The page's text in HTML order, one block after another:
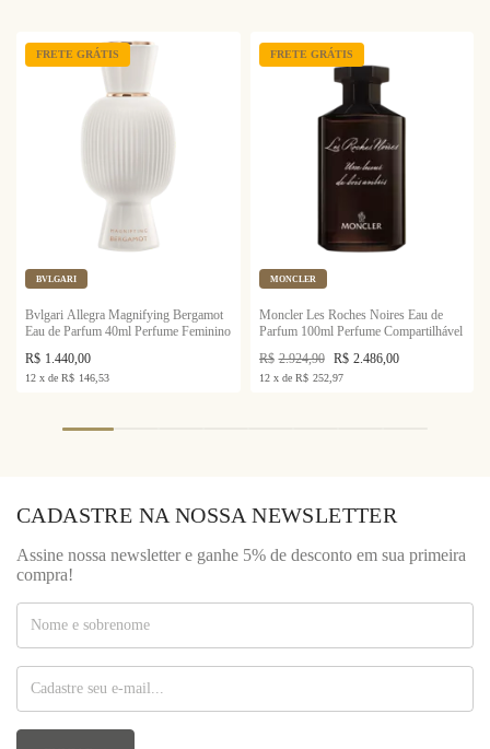
FRETE GRÁTIS
BVLGARI
Bvlgari Allegra Magnifying Bergamot
Eau de Parfum 40ml Perfume Feminino
R$ 1.440,00
12 x de R$ 146,53
FRETE GRÁTIS
MONCLER
Moncler Les Roches Noires Eau de
Parfum 100ml Perfume Compartilhável
R$ 2.486,00
R$ 2.924,90
12 x de R$ 252,97
CADASTRE NA NOSSA NEWSLETTER
Assine nossa newsletter e ganhe 5% de desconto em sua primeira
compra!